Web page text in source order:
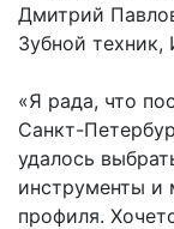
Дмитрий
Зубной
«Я рада, что
Санкт-
удалось
инструменты и
профиля.